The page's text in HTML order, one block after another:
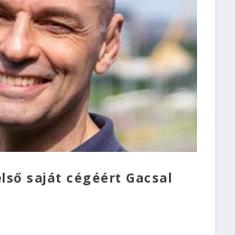
saját cégéért Gacsal